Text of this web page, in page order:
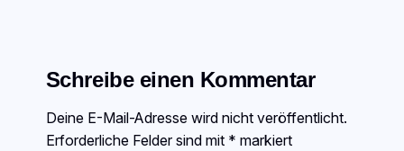
Schreibe einen Kommentar
Deine E-Mail-Adresse wird nicht veröffentlicht.
Erforderliche Felder sind mit * markiert